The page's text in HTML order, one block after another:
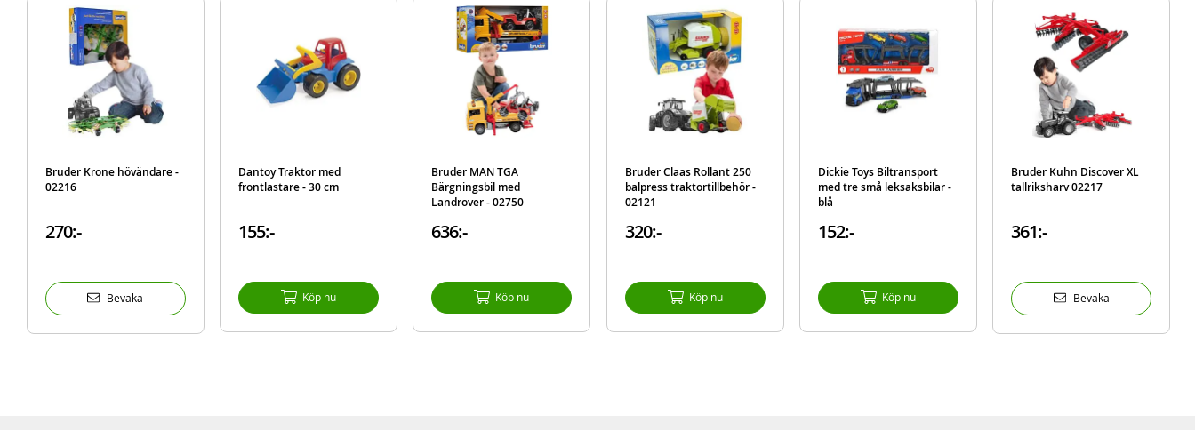
Bruder Krone hövändare -
02216
270:-
Bevaka
Dantoy Traktor med
frontlastare - 30 cm
155:-
Köp nu
Bruder MAN TGA
Bärgningsbil med
Landrover - 02750
636:-
Köp nu
Bruder Claas Rollant 250
balpress traktortillbehör -
02121
320:-
Köp nu
Dickie Toys Biltransport
med tre små leksaksbilar -
blå
152:-
Köp nu
Bruder Kuhn Discover XL
tallriksharv 02217
361:-
Bevaka